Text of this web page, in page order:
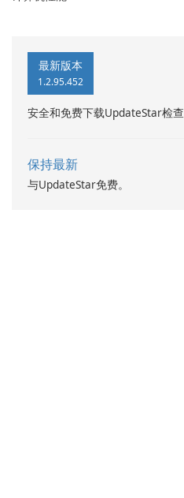
最新版本
1.2.95.452
安全和免费下载UpdateStar检查
保持最新
与UpdateStar免费。